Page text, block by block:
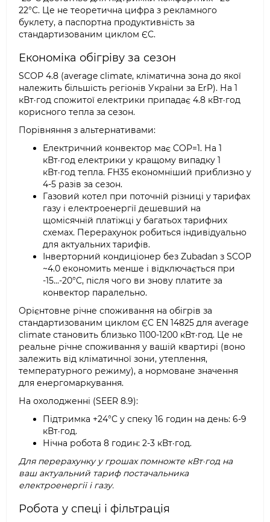
22°C. Це не теоретична цифра з рекламного
буклету, а паспортна продуктивність за
стандартизованим циклом ЄС.
Економіка обігріву за сезон
SCOP 4.8 (average climate, кліматична зона до якої
належить більшість регіонів України за ErP). На 1
кВт·год спожитої електрики припадає 4.8 кВт·год
корисного тепла за сезон.
Порівняння з альтернативами:
Електричний конвектор має COP=1. На 1
кВт·год електрики у кращому випадку 1
кВт·год тепла. FH35 економніший приблизно у
4-5 разів за сезон.
Газовий котел при поточній різниці у тарифах
газу і електроенергії дешевший на
щомісячній платіжці у багатьох тарифних
схемах. Перерахунок робиться індивідуально
для актуальних тарифів.
Інверторний кондиціонер без Zubadan з SCOP
~4.0 економить менше і відключається при
-15...-20°C, після чого ви знову платите за
конвектор паралельно.
Орієнтовне річне споживання на обігрів за
стандартизованим циклом ЄС EN 14825 для average
climate становить близько 1100-1200 кВт·год. Це не
реальне річне споживання у вашій квартирі (воно
залежить від кліматичної зони, утеплення,
температурного режиму), а нормоване значення
для енергомаркування.
На охолодженні (SEER 8.9):
Підтримка +24°C у спеку 16 годин на день: 6-9
кВт·год.
Нічна робота 8 годин: 2-3 кВт·год.
Для перерахунку у грошах помножте кВт·год на
ваш актуальний тариф постачальника
електроенергії і газу.
Робота у спеці і фільтрація